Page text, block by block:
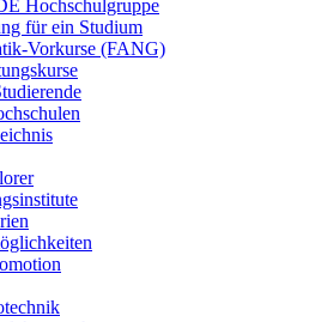
Hochschulgruppe
für ein Studium
Vorkurse (FANG)